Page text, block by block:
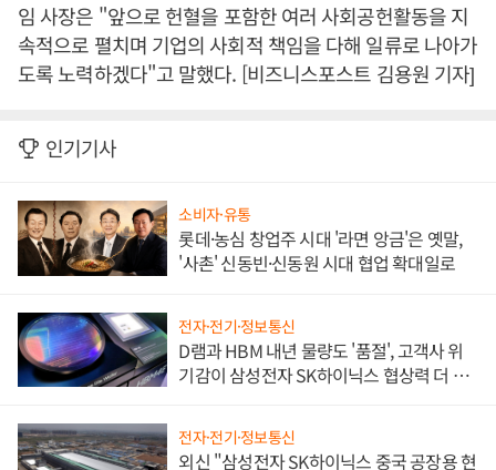
임 사장은 "앞으로 헌혈을 포함한 여러 사회공헌활동을 지
속적으로 펼치며 기업의 사회적 책임을 다해 일류로 나아가
도록 노력하겠다"고 말했다. [비즈니스포스트 김용원 기자]
인기기사
소비자·유통
롯데·농심 창업주 시대 '라면 앙금'은 옛말,
'사촌' 신동빈·신동원 시대 협업 확대일로
전자·전기·정보통신
D램과 HBM 내년 물량도 '품절', 고객사 위
기감이 삼성전자 SK하이닉스 협상력 더 키
전자·전기·정보통신
외신 "삼성전자 SK하이닉스 중국 공장용 현